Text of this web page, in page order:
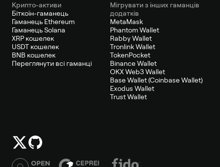
Крипто-активи
Біткоїн-гаманець
Гаманець Ethereum
Гаманець Solana
XRP кошелек
USDT кошелек
BNB кошелек
Переглянути всі гаманці
Мігрувати з інших гаманців
додатків
MetaMask
Phantom Wallet
Rabby Wallet
Tronlink Wallet
TokenPocket
Binance Wallet
OKX Web3 Wallet
Base Wallet (Coinbase Wallet)
Exodus Wallet
Trust Wallet